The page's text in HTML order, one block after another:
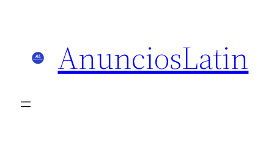
AnunciosLatin